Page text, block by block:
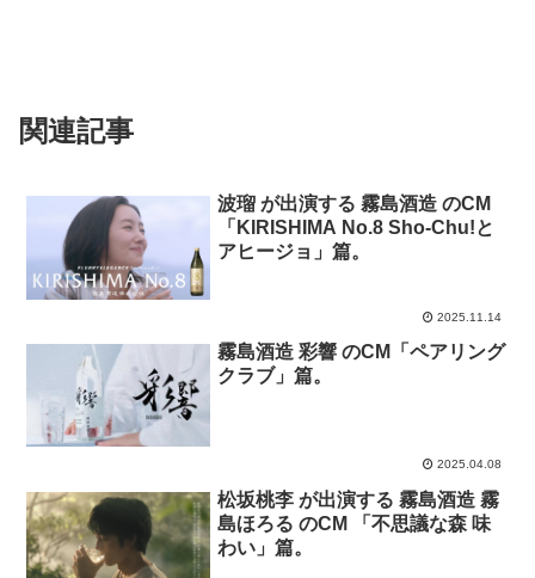
関連記事
波瑠 が出演する 霧島酒造 のCM
「KIRISHIMA No.8 Sho-Chu!と
アヒージョ」篇。
2025.11.14
霧島酒造 彩響 のCM「ペアリング
クラブ」篇。
2025.04.08
松坂桃李 が出演する 霧島酒造 霧
島ほろる のCM 「不思議な森 味
わい」篇。